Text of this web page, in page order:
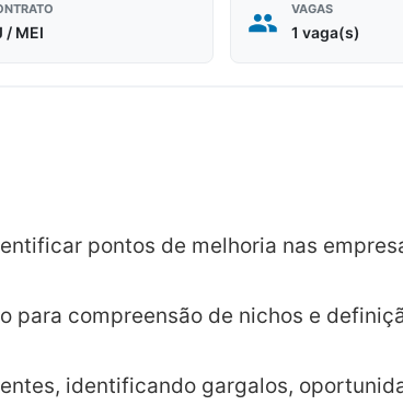
/ MEI
VAGAS
1 vaga(s)
pontos de melhoria nas
para compreensão de nichos e
identificando gargalos,